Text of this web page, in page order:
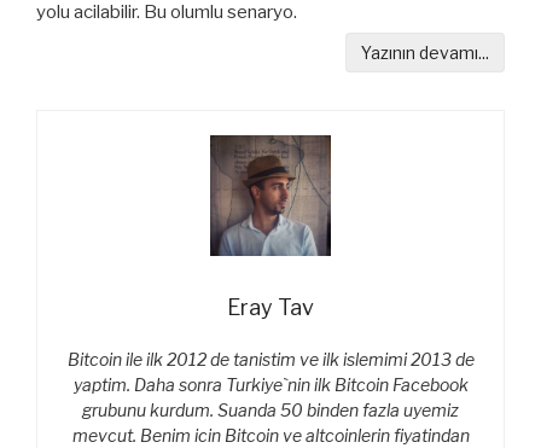
yolu acilabilir. Bu olumlu senaryo.
Yazının devamı...
Eray Tav
Bitcoin ile ilk 2012 de tanistim ve ilk islemimi 2013 de
yaptim. Daha sonra Turkiye`nin ilk Bitcoin Facebook
grubunu kurdum. Suanda 50 binden fazla uyemiz
mevcut. Benim icin Bitcoin ve altcoinlerin fiyatindan